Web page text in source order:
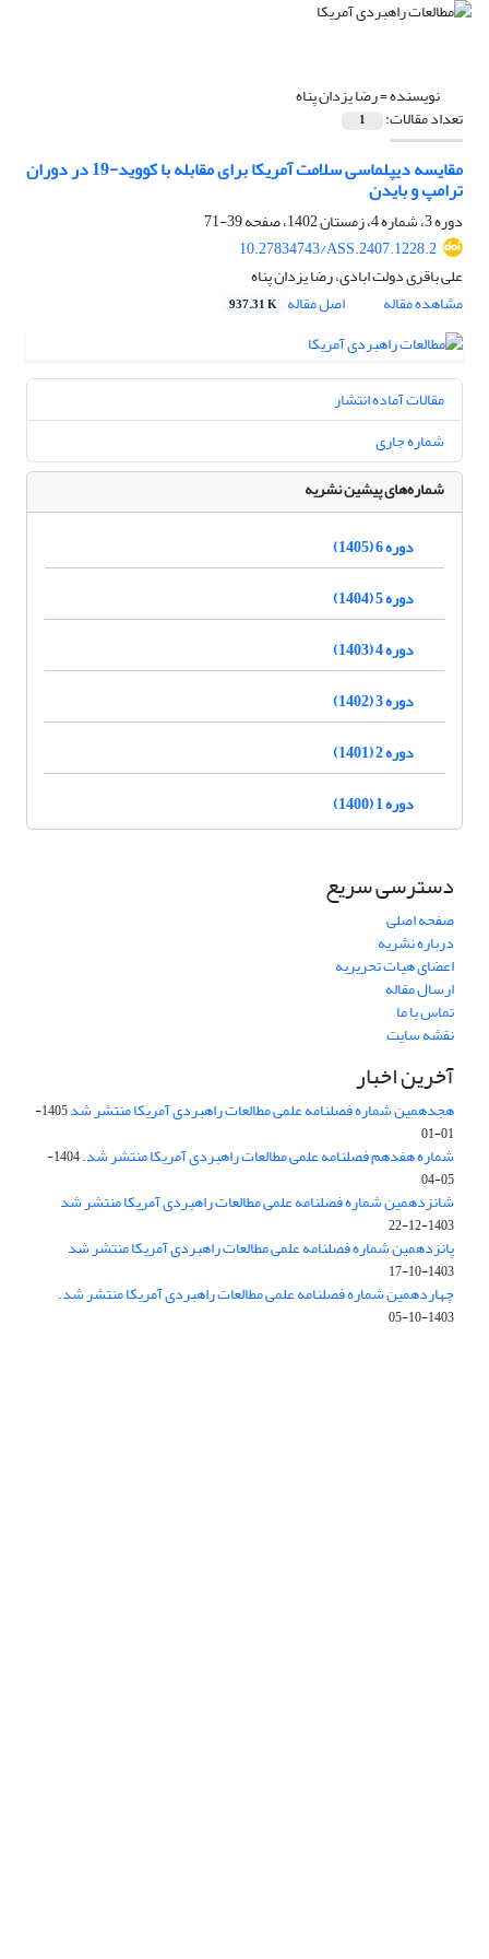
نویسنده =رضا یزدان پناه
تعداد مقالات: 1
مقایسه دیپلماسی سلامت آمریکا برای مقابله با کووید-19 در دوران
ترامپ و بایدن
دوره 3، شماره 4، زمستان 1402، صفحه
39-71
10.27834743/ASS.2407.1228.2
علی باقری دولت ابادی، رضا یزدان پناه
مشاهده مقاله
اصل مقاله 937.31 K
مقالات آماده انتشار
شماره جاری
شماره‌های پیشین نشریه
دوره 6 (1405)
دوره 5 (1404)
دوره 4 (1403)
دوره 3 (1402)
دوره 2 (1401)
دوره 1 (1400)
دسترسی سریع
صفحه اصلی
درباره نشریه
اعضای هیات تحریریه
ارسال مقاله
تماس با ما
نقشه سایت
آخرین اخبار
هجدهمین شماره فصلنامه علمی مطالعات راهبردی آمریکا منتشر شد
1405-
01-01
شماره هفدهم فصلنامه علمی مطالعات راهبردی آمریکا منتشر شد.
1404-
05-04
شانزدهمین شماره فصلنامه علمی مطالعات راهبردی آمریکا منتشر شد
1403-12-22
پانزدهمین شماره فصلنامه علمی مطالعات راهبردی آمریکا منتشر شد
1403-10-17
چهاردهمین شماره فصلنامه علمی مطالعات راهبردی آمریکا منتشر شد.
1403-10-05